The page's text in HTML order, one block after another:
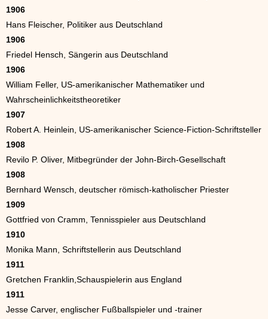
1906
Hans Fleischer, Politiker aus Deutschland
1906
Friedel Hensch, Sängerin aus Deutschland
1906
William Feller, US-amerikanischer Mathematiker und
Wahrscheinlichkeitstheoretiker
1907
Robert A. Heinlein, US-amerikanischer Science-Fiction-Schriftsteller
1908
Revilo P. Oliver, Mitbegründer der John-Birch-Gesellschaft
1908
Bernhard Wensch, deutscher römisch-katholischer Priester
1909
Gottfried von Cramm, Tennisspieler aus Deutschland
1910
Monika Mann, Schriftstellerin aus Deutschland
1911
Gretchen Franklin,Schauspielerin aus England
1911
Jesse Carver, englischer Fußballspieler und -trainer